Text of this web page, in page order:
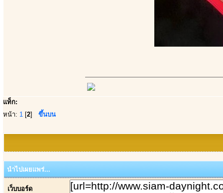
แท็ก:
หน้า: 1 [2] ขึ้นบน
นำไปเผยแพร่...
เว็บบอร์ด